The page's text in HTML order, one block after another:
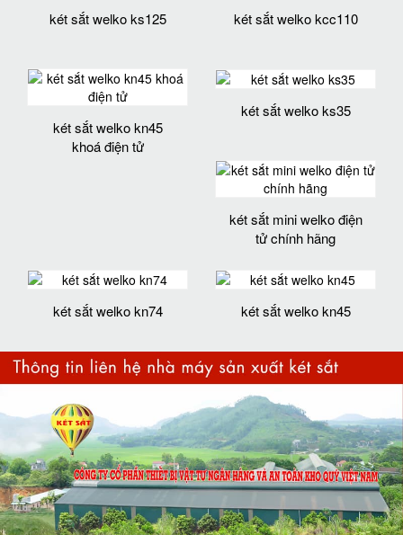
két sắt welko ks125 két sắt welko kcc110
két sắt welko kn45
khoá điện tử
két sắt welko ks35
két sắt mini welko điện
tử chính hãng
két sắt welko kn74 két sắt welko kn45